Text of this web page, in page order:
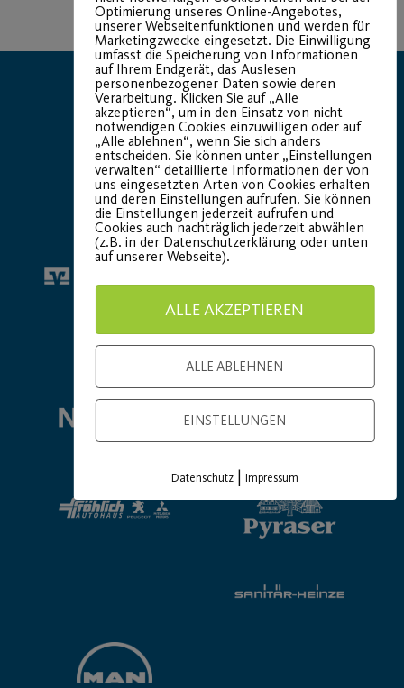
Hauptsponsor Generalausrüster
Optimierung unseres Online-Angebotes,
unserer Webseitenfunktionen und werden für
Marketingzwecke eingesetzt. Die Einwilligung
umfasst die Speicherung von Informationen
auf Ihrem Endgerät, das Auslesen
personenbezogener Daten sowie deren
Verarbeitung. Klicken Sie auf „Alle
akzeptieren“, um in den Einsatz von nicht
notwendigen Cookies einzuwilligen oder auf
„Alle ablehnen“, wenn Sie sich anders
entscheiden. Sie können unter „Einstellungen
verwalten“ detaillierte Informationen der von
uns eingesetzten Arten von Cookies erhalten
und deren Einstellungen aufrufen. Sie können
die Einstellungen jederzeit aufrufen und
Cookies auch nachträglich jederzeit abwählen
(z.B. in der Datenschutzerklärung oder unten
auf unserer Webseite).
ALLE AKZEPTIEREN
ALLE ABLEHNEN
EINSTELLUNGEN
Datenschutz| Impressum